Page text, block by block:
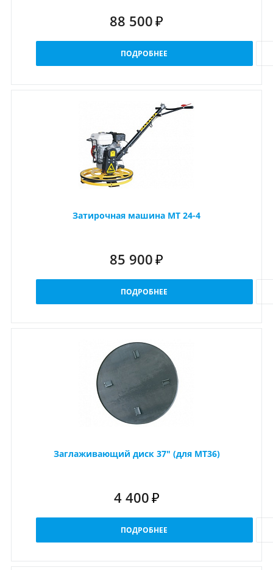
88 500 ₽
ПОДРОБНЕЕ
Затирочная машина MT 24-4
85 900 ₽
ПОДРОБНЕЕ
Заглаживающий диск 37" (для MT36)
4 400 ₽
ПОДРОБНЕЕ